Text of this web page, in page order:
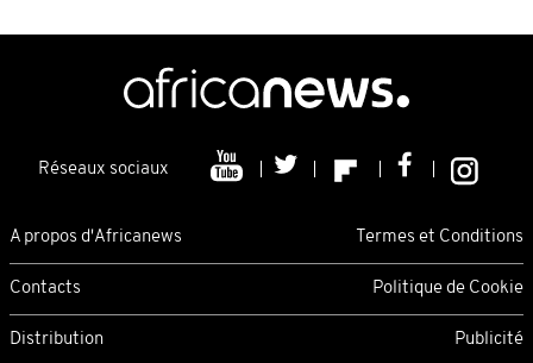
Réseaux sociaux
A propos d'Africanews Termes et Conditions
Contacts Politique de Cookie
Distribution Publicité